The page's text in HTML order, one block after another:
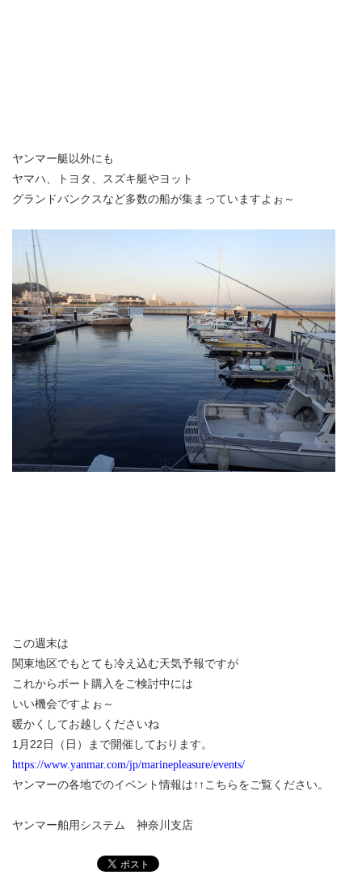
ヤンマー艇以外にも
ヤマハ、トヨタ、スズキ艇やヨット
グランドバンクスなど多数の船が集まっていますよぉ～
この週末は
関東地区でもとても冷え込む天気予報ですが
これからボート購入をご検討中には
いい機会ですよぉ～
暖かくしてお越しくださいね
1月22日（日）まで開催しております。
https://www.yanmar.com/jp/marinepleasure/events/
ヤンマーの各地でのイベント情報は↑↑こちらをご覧ください。
ヤンマー舶用システム 神奈川支店